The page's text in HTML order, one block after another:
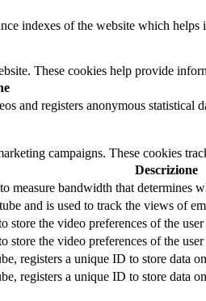
indexes of the website which
These cookies help provide
and registers anonymous statistical
campaigns. These cookies
Descrizione
measure bandwidth that determines
and is used to track the views of
store the video preferences of the
store the video preferences of the
registers a unique ID to store data
registers a unique ID to store data